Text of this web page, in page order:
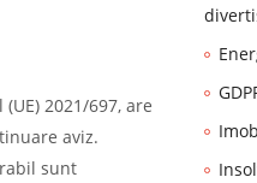
2021/697, are
aviz.
sunt